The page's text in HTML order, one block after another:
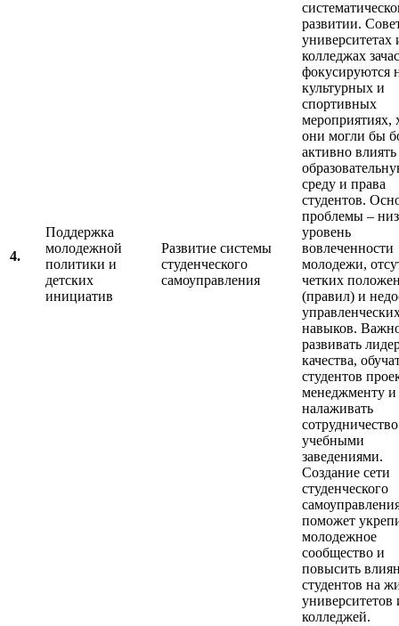
4.
Поддержка
молодежной
политики и
детских
инициатив
Развитие системы
студенческого
самоуправления
развитии.
университетах
колледжах
фокусируются
культурных и
спортивных
мероприятиях,
они могли бы
активно
среду и права
студентов.
проблемы –
уровень
вовлеченности
молодежи,
четких
(правил) и
навыков.
развивать
качества,
студентов
менеджменту и
налаживать
учебными
заведениями.
Создание сети
студенческого
поможет
молодежное
сообщество и
повысить
студентов на
университетов
колледжей.